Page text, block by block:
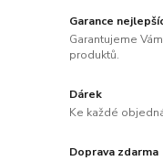
Garance
Garantujeme
produktů.
Dárek
Ke každé
Doprava zdarma